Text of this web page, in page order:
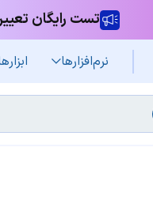
تست رایگان
نرم‌افزار‌ها